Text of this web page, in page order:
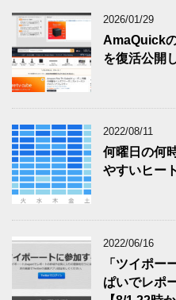
2026/01/29
AmaQuick
を復活公開
2022/08/11
何曜日の何
やすいヒー
2022/06/16
「ツイポー
ぱいでレポ